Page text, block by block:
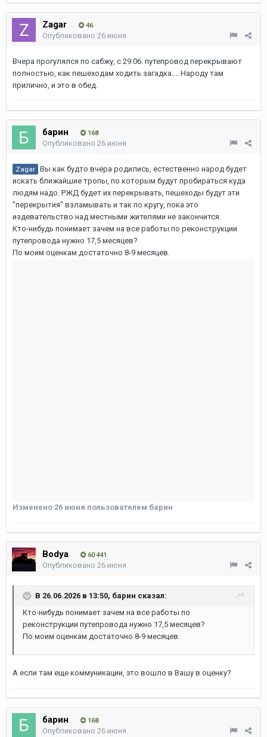
Zagar 46
Опубликовано 26 июня
Вчера прогулялся по сабжу, с 29.06. путепровод перекрывают
полностью, как пешеходам ходить загадка.... Народу там
прилично, и это в обед.
барин 168
Опубликовано 26 июня
Zagar Вы как будто вчера родились, естественно народ будет
искать ближайшие тропы, по которым будут пробираться куда
людям надо. РЖД будет их перекрывать, пешеходы будут эти
"перекрытия" взламывать и так по кругу, пока это
издевательство над местными жителями не закончится.
Кто-нибудь понимает зачем на все работы по реконструкции
путепровода нужно 17,5 месяцев?
По моим оценкам достаточно 8-9 месяцев.
Изменено 26 июня пользователем барин
Bodya 60 441
Опубликовано 26 июня
В 26.06.2026 в 13:50, барин сказал:
Кто-нибудь понимает зачем на все работы по
реконструкции путепровода нужно 17,5 месяцев?
По моим оценкам достаточно 8-9 месяцев.
А если там еще коммуникации, это вошло в Вашу в оценку?
барин 168
Опубликовано 26 июня